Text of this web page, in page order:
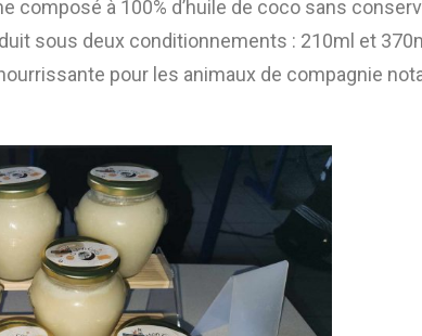
composé à 100% d’huile de coco sans
sous deux conditionnements : 210ml et
pour les animaux de compagnie